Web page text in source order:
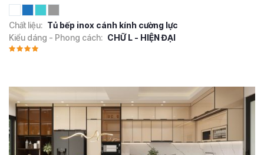
Chất liệu: Tủ bếp inox cánh kính cường lực
Kiểu dáng - Phong cách: CHỮ L - HIỆN ĐẠI